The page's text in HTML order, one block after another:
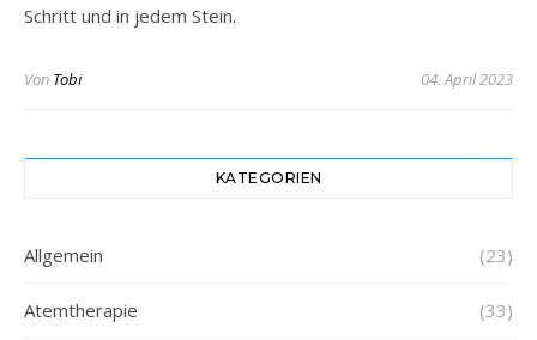
Schritt und in jedem Stein.
Von Tobi 04. April 2023
KATEGORIEN
Allgemein (23)
Atemtherapie (33)